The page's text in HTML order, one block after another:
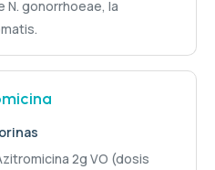
N. gonorrhoeae, la
2g VO (dosis